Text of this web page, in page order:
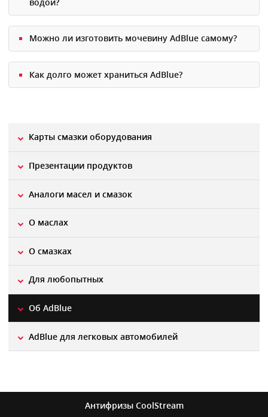
Можно ли изготовить мочевину AdBlue самому?
Как долго может храниться AdBlue?
Карты смазки оборудования
Презентации продуктов
Aналоги масел и смазок
О маслах
О смазках
Для любопытных
Об AdBlue
AdBlue для легковых автомобилей
Антифризы CoolStream